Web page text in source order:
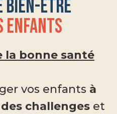
bien-être
enfants
la bonne santé
vos enfants à
des challenges et